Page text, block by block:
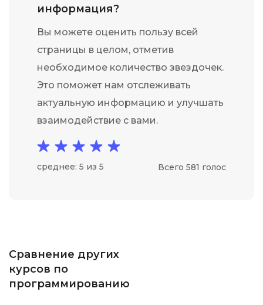
информация?
Вы можете оценить пользу всей
страницы в целом, отметив
необходимое количество звездочек.
Это поможет нам отслеживать
актуальную информацию и улучшать
взаимодействие с вами.
среднее: 5 из 5 Всего 581 голос
Сравнение других
курсов по
программированию